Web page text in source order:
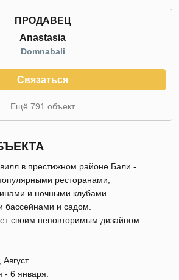
ПРОДАВЕЦ
Anastasia
Domnabali
Связаться
Ещё 791 объект
в престижном районе Бали -
ресторанами,
и ночными клубами.
бассейнами и садом.
своим неповторимым дизайном.
- 6 января.